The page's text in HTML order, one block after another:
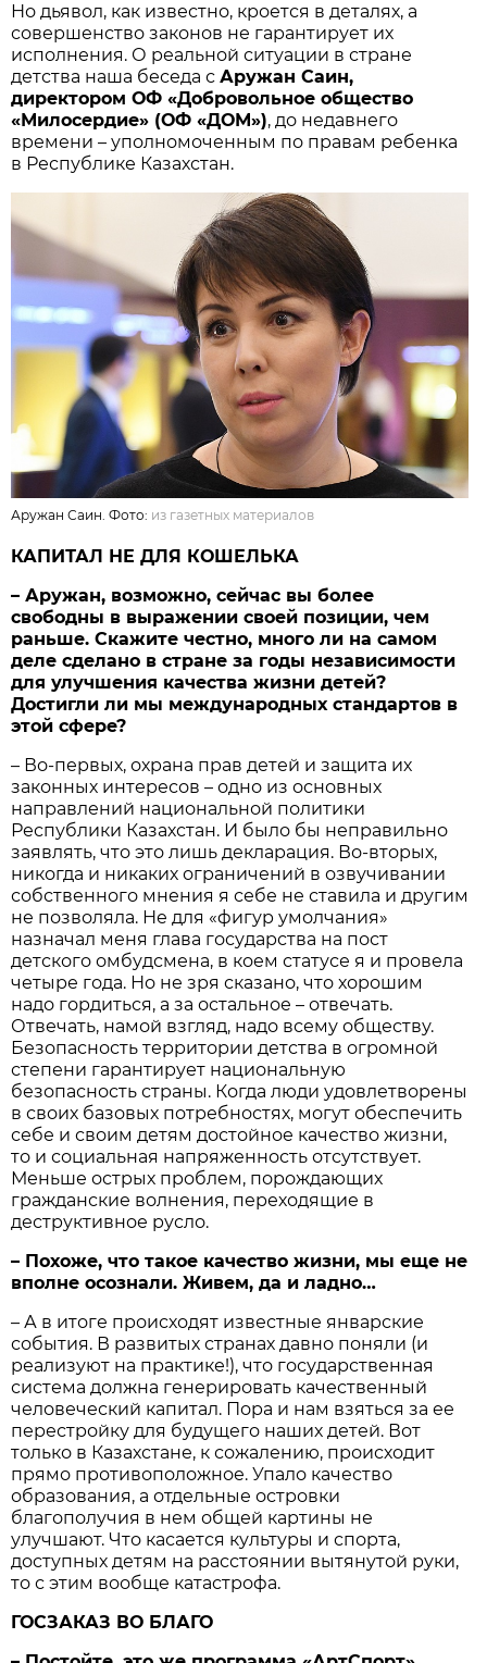
Но дьявол, как известно, кроется в деталях, а
совершенство законов не гарантирует их
исполнения. О реальной ситуации в стране
детства наша беседа сАружан Саин,
директором ОФ «Добровольное общество
«Милосердие» (ОФ «ДОМ»), до недавнего
времени – уполномоченным по правам ребенка
в Республике Казахстан.
Аружан Саин. Фото: из газетных материалов
КАПИТАЛ НЕ ДЛЯ КОШЕЛЬКА
– Аружан, возможно, сейчас вы более
свободны в выражении своей позиции, чем
раньше. Скажите честно, много ли на самом
деле сделано в стране за годы независимости
для улучшения качества жизни детей?
Достигли ли мы международных стандартов в
этой сфере?
– Во-первых, охрана прав детей и защита их
законных интересов – одно из основных
направлений национальной политики
Республики Казахстан. И было бы неправильно
заявлять, что это лишь декларация. Во-вторых,
никогда и никаких ограничений в озвучивании
собственного мнения я себе не ставила и другим
не позволяла. Не для «фигур умолчания»
назначал меня глава государства на пост
детского омбудсмена, в коем статусе я и провела
четыре года. Но не зря сказано, что хорошим
надо гордиться, а за остальное – отвечать.
Отвечать, намой взгляд, надо всему обществу.
Безопасность территории детства в огромной
степени гарантирует национальную
безопасность страны. Когда люди удовлетворены
в своих базовых потребностях, могут обеспечить
себе и своим детям достойное качество жизни,
то и социальная напряженность отсутствует.
Меньше острых проблем, порождающих
гражданские волнения, переходящие в
деструктивное русло.
– Похоже, что такое качество жизни, мы еще не
вполне осознали. Живем, да и ладно…
– А в итоге происходят известные январские
события. В развитых странах давно поняли (и
реализуют на практике!), что государственная
система должна генерировать качественный
человеческий капитал. Пора и нам взяться за ее
перестройку для будущего наших детей. Вот
только в Казахстане, к сожалению, происходит
прямо противоположное. Упало качество
образования, а отдельные островки
благополучия в нем общей картины не
улучшают. Что касается культуры и спорта,
доступных детям на расстоянии вытянутой руки,
то с этим вообще катастрофа.
ГОСЗАКАЗ ВО БЛАГО